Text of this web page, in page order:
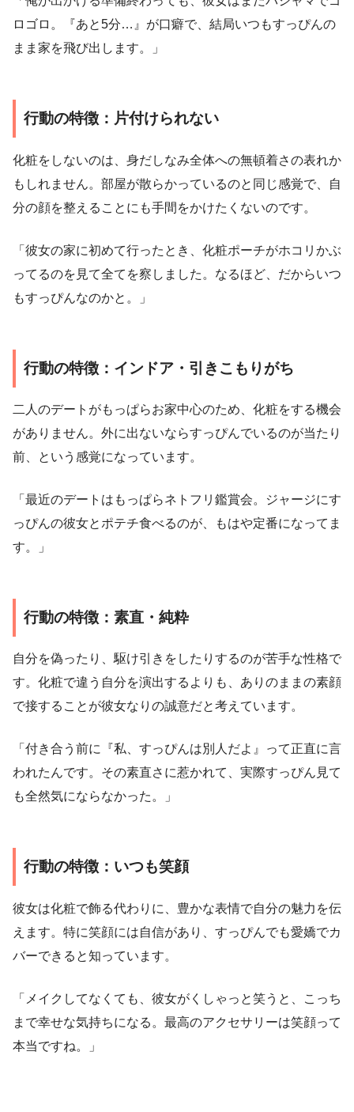
ロゴロ。『あと5分…』が口癖で、結局いつもすっぴんの
まま家を飛び出します。」
行動の特徴：片付けられない
化粧をしないのは、身だしなみ全体への無頓着さの表れか
もしれません。部屋が散らかっているのと同じ感覚で、自
分の顔を整えることにも手間をかけたくないのです。
「彼女の家に初めて行ったとき、化粧ポーチがホコリかぶ
ってるのを見て全てを察しました。なるほど、だからいつ
もすっぴんなのかと。」
行動の特徴：インドア・引きこもりがち
二人のデートがもっぱらお家中心のため、化粧をする機会
がありません。外に出ないならすっぴんでいるのが当たり
前、という感覚になっています。
「最近のデートはもっぱらネトフリ鑑賞会。ジャージにす
っぴんの彼女とポテチ食べるのが、もはや定番になってま
す。」
行動の特徴：素直・純粋
自分を偽ったり、駆け引きをしたりするのが苦手な性格で
す。化粧で違う自分を演出するよりも、ありのままの素顔
で接することが彼女なりの誠意だと考えています。
「付き合う前に『私、すっぴんは別人だよ』って正直に言
われたんです。その素直さに惹かれて、実際すっぴん見て
も全然気にならなかった。」
行動の特徴：いつも笑顔
彼女は化粧で飾る代わりに、豊かな表情で自分の魅力を伝
えます。特に笑顔には自信があり、すっぴんでも愛嬌でカ
バーできると知っています。
「メイクしてなくても、彼女がくしゃっと笑うと、こっち
まで幸せな気持ちになる。最高のアクセサリーは笑顔って
本当ですね。」